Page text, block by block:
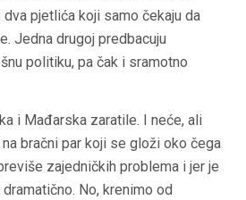
pjetlića koji samo čekaju da
Jedna drugoj predbacuju
politiku, pa čak i sramotno
i Mađarska zaratile. I neće, ali
bračni par koji se gloži oko čega
zajedničkih problema i jer je
No, krenimo od